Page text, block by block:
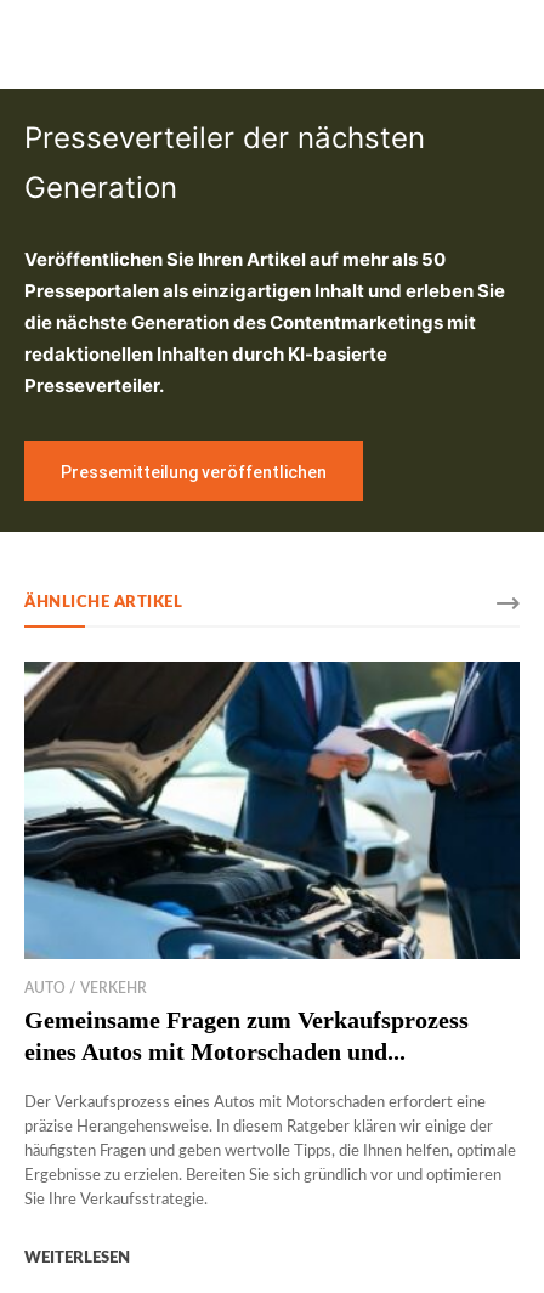
Presseverteiler der nächsten
Generation
Veröffentlichen Sie Ihren Artikel auf mehr als 50
Presseportalen als einzigartigen Inhalt und erleben Sie
die nächste Generation des Contentmarketings mit
redaktionellen Inhalten durch KI-basierte
Presseverteiler.
Pressemitteilung veröffentlichen
ÄHNLICHE ARTIKEL
AUTO / VERKEHR
Gemeinsame Fragen zum Verkaufsprozess
eines Autos mit Motorschaden und...
Der Verkaufsprozess eines Autos mit Motorschaden erfordert eine
präzise Herangehensweise. In diesem Ratgeber klären wir einige der
häufigsten Fragen und geben wertvolle Tipps, die Ihnen helfen, optimale
Ergebnisse zu erzielen. Bereiten Sie sich gründlich vor und optimieren
Sie Ihre Verkaufsstrategie.
WEITERLESEN